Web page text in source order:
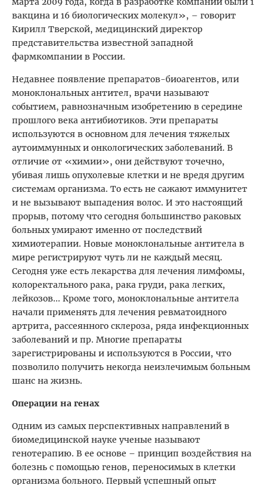
вакцина и 16 биологических молекул», – говорит
Кирилл Тверской, медицинский директор
представительства известной западной
фармкомпании в России.
Недавнее появление препаратов-биоагентов, или
моноклональных антител, врачи называют
событием, равнозначным изобретению в середине
прошлого века антибиотиков. Эти препараты
используются в основном для лечения тяжелых
аутоиммунных и онкологических заболеваний. В
отличие от «химии», они действуют точечно,
убивая лишь опухолевые клетки и не вредя другим
системам организма. То есть не сажают иммунитет
и не вызывают выпадения волос. И это настоящий
прорыв, потому что сегодня большинство раковых
больных умирают именно от последствий
химиотерапии. Новые моноклональные антитела в
мире регистрируют чуть ли не каждый месяц.
Сегодня уже есть лекарства для лечения лимфомы,
колоректального рака, рака груди, рака легких,
лейкозов... Кроме того, моноклональные антитела
начали применять для лечения ревматоидного
артрита, рассеянного склероза, ряда инфекционных
заболеваний и пр. Многие препараты
зарегистрированы и используются в России, что
позволило получить некогда неизлечимым больным
шанс на жизнь.
Операции на генах
Одним из самых перспективных направлений в
биомедицинской науке ученые называют
генотерапию. В ее основе – принцип воздействия на
болезнь с помощью генов, переносимых в клетки
организма больного. Первый успешный опыт